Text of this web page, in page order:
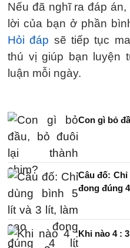
Nếu đã nghĩ ra đáp
lời của bạn ở phần
Hỏi đáp sẽ tiếp tục
thú vị giúp bạn luyện
luận mỗi ngày.
Con gì bỏ
Câu đố:
đong đúng
Khi nào 4 :